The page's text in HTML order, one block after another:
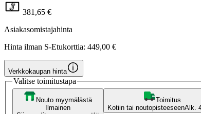
381,65 €
Asiakasomistajahinta
Hinta ilman S-Etukorttia: 449,00 €
Verkkokaupan hinta
Valitse toimitustapa
Nouto myymälästä
Ilmainen
Toimitus
Kotiin tai noutopisteeseenAlk.